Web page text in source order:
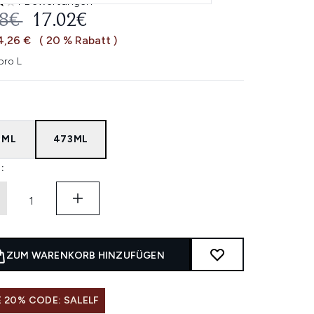
out of a maximum of 5
PREISEMPFEHLUNG:
AKTUELLER PREIS:
17.02€
€ ( 20 % Rabatt )
L
473ML
ZUM WARENKORB HINZUFÜGEN
20% CODE: SALELF